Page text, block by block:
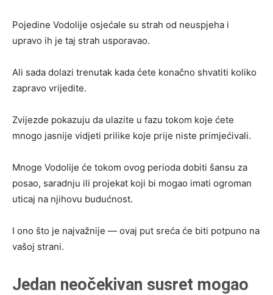
Pojedine Vodolije osjećale su strah od neuspjeha i
upravo ih je taj strah usporavao.
Ali sada dolazi trenutak kada ćete konačno shvatiti koliko
zapravo vrijedite.
Zvijezde pokazuju da ulazite u fazu tokom koje ćete
mnogo jasnije vidjeti prilike koje prije niste primjećivali.
Mnoge Vodolije će tokom ovog perioda dobiti šansu za
posao, saradnju ili projekat koji bi mogao imati ogroman
uticaj na njihovu budućnost.
I ono što je najvažnije — ovaj put sreća će biti potpuno na
vašoj strani.
Jedan neočekivan susret mogao